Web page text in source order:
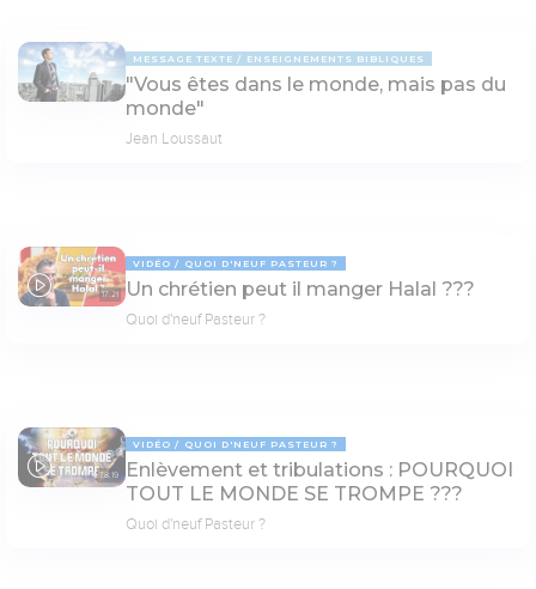
MESSAGE TEXTE ENSEIGNEMENTS BIBLIQUES
"Vous êtes dans le monde, mais pas du
monde"
Jean Loussaut
17:21
VIDÉO QUOI D'NEUF PASTEUR ?
Un chrétien peut il manger Halal ???
Quoi d'neuf Pasteur ?
78:19
VIDÉO QUOI D'NEUF PASTEUR ?
Enlèvement et tribulations : POURQUOI
TOUT LE MONDE SE TROMPE ???
Quoi d'neuf Pasteur ?